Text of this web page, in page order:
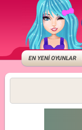
EN YENİ OYUNLAR